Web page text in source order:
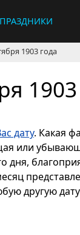
ПРАЗДНИКИ
1903 года
1903
дату. Какая
или
дня,
другую